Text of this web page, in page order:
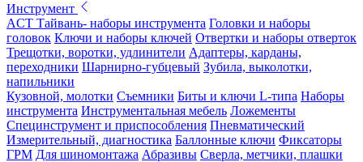
Инструмент
ACT Тайвань- наборы инструмента Головки и наборы
головок Ключи и наборы ключей Отвертки и наборы отверток
Трещотки, воротки, удлинители Адаптеры, карданы,
переходники Шарнирно-губцевый Зубила, выколотки,
напильники
Кузовной, молотки Съемники Биты и ключи L-типа Наборы
инструмента Инструментальная мебель Ложементы
Специнструмент и приспособления Пневматический
Измерительный, диагностика Баллонные ключи Фиксаторы
ГРМ Для шиномонтажа Абразивы Сверла, метчики, плашки